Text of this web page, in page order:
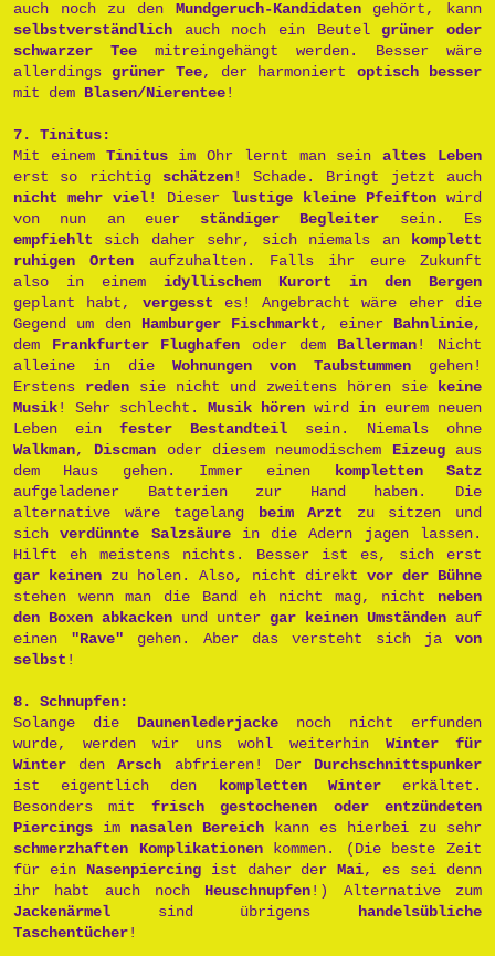
auch noch zu den Mundgeruch-Kandidatengehört, kann
selbstverständlich auch noch ein Beutelgrüner oder
schwarzer Tee mitreingehängt werden. Besser wäre
allerdingsgrüner Tee, der harmoniert optisch besser
mit dem Blasen/Nierentee!
7. Tinitus:
Mit einem Tinitusim Ohr lernt man seinaltes Leben
erst so richtig schätzen! Schade. Bringt jetzt auch
nicht mehr viel! Dieser lustige kleine Pfeiftonwird
von nun an euer ständiger Begleiter sein. Es
empfiehlt sich daher sehr, sich niemals an komplett
ruhigen Orten aufzuhalten. Falls ihr eure Zukunft
also in einem idyllischem Kurort in den Bergen
geplant habt, vergesst es! Angebracht wäre eher die
Gegend um den Hamburger Fischmarkt, einer Bahnlinie,
dem Frankfurter Flughafen oder dem Ballerman! Nicht
alleine in die Wohnungen von Taubstummen gehen!
Erstens reden sie nicht und zweitens hören sie keine
Musik! Sehr schlecht. Musik hören wird in eurem neuen
Leben ein fester Bestandteil sein. Niemals ohne
Walkman, Discman oder diesem neumodischem Eizeugaus
dem Haus gehen. Immer einen kompletten Satz
aufgeladener Batterien zur Hand haben. Die
alternative wäre tagelang beim Arzt zu sitzen und
sichverdünnte Salzsäurein die Adern jagen lassen.
Hilft eh meistens nichts. Besser ist es, sich erst
gar keinen zu holen. Also, nicht direkt vor der Bühne
stehen wenn man die Band eh nicht mag, nicht neben
den Boxen abkacken und unter gar keinen Umständen auf
einen "Rave" gehen. Aber das versteht sich ja von
selbst !
8. Schnupfen:
Solange die Daunenlederjacke noch nicht erfunden
wurde, werden wir uns wohl weiterhinWinter für
Winter denArsch abfrieren! Der Durchschnittspunker
ist eigentlich den kompletten Wintererkältet.
Besonders mit frisch gestochenen oder entzündeten
Piercings im nasalen Bereich kann es hierbei zu sehr
schmerzhaften Komplikationenkommen. (Die beste Zeit
für ein Nasenpiercingist daher derMai, es sei denn
ihr habt auch noch Heuschnupfen!) Alternative zum
Jackenärmel sind übrigens handelsübliche
Taschentücher!